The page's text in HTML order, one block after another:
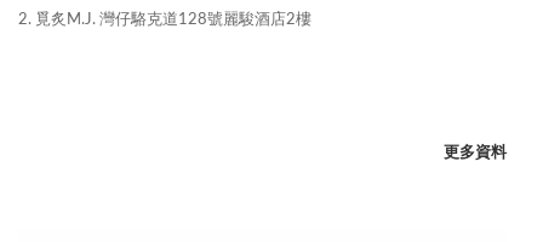
2. 覓炙M.J. 灣仔駱克道128號麗駿酒店2樓
更多資料